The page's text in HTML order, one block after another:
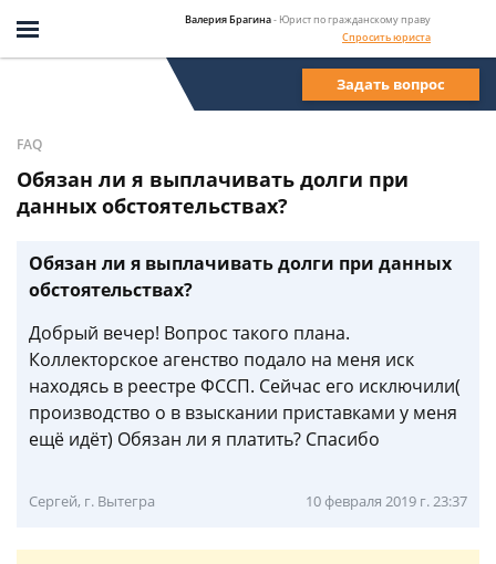
Валерия Брагина- Юрист по гражданскому праву
Спросить юриста
Задать вопрос
FAQ
Обязан ли я выплачивать долги при
данных обстоятельствах?
Обязан ли я выплачивать долги при данных
обстоятельствах?
Добрый вечер! Вопрос такого плана.
Коллекторское агенство подало на меня иск
находясь в реестре ФССП. Сейчас его исключили(
производство о в взыскании приставками у меня
ещё идёт) Обязан ли я платить? Спасибо
Сергей, г. Вытегра 10 февраля 2019 г. 23:37